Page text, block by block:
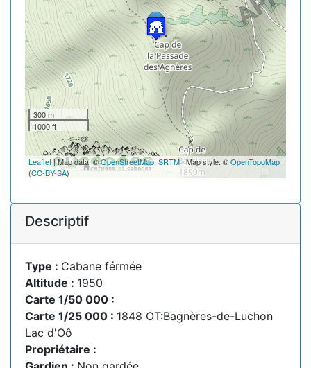
300 m
1000 ft
Leaflet| Map data: ©OpenStreetMap, SRTM| Map style: ©OpenTopoMap
(CC-BY-SA)
Descriptif
Type : Cabane férmée
Altitude : 1950
Carte 1/50 000 :
Carte 1/25 000 : 1848 OT:Bagnères-de-Luchon
Lac d'Oô
Propriétaire :